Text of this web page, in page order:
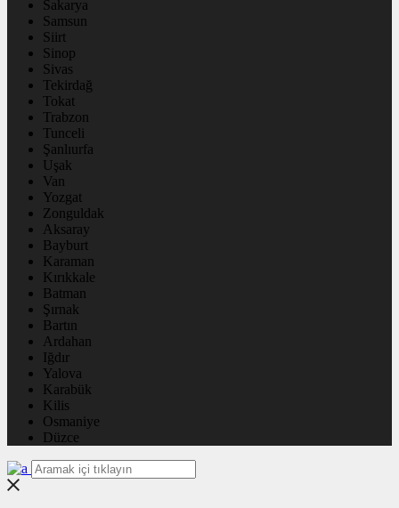
Sakarya
Samsun
Siirt
Sinop
Sivas
Tekirdağ
Tokat
Trabzon
Tunceli
Şanlıurfa
Uşak
Van
Yozgat
Zonguldak
Aksaray
Bayburt
Karaman
Kırıkkale
Batman
Şırnak
Bartın
Ardahan
Iğdır
Yalova
Karabük
Kilis
Osmaniye
Düzce